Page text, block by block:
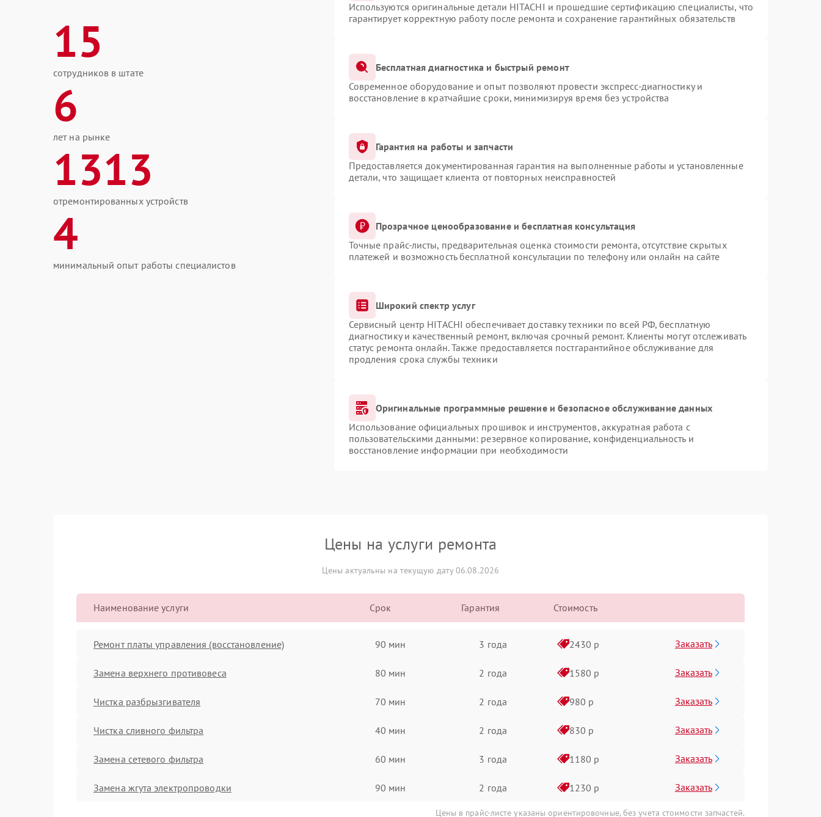
15
сотрудников в штате
6
лет на рынке
1313
отремонтированных устройств
4
минимальный опыт работы специалистов
Используются оригинальные детали HITACHI и прошедшие сертификацию специалисты, что
гарантирует корректную работу после ремонта и сохранение гарантийных обязательств
Бесплатная диагностика и быстрый ремонт
Современное оборудование и опыт позволяют провести экспресс-диагностику и
восстановление в кратчайшие сроки, минимизируя время без устройства
Гарантия на работы и запчасти
Предоставляется документированная гарантия на выполненные работы и установленные
детали, что защищает клиента от повторных неисправностей
Прозрачное ценообразование и бесплатная консультация
Точные прайс-листы, предварительная оценка стоимости ремонта, отсутствие скрытых
платежей и возможность бесплатной консультации по телефону или онлайн на сайте
Широкий спектр услуг
Сервисный центр HITACHI обеспечивает доставку техники по всей РФ, бесплатную
диагностику и качественный ремонт, включая срочный ремонт. Клиенты могут отслеживать
статус ремонта онлайн. Также предоставляется постгарантийное обслуживание для
продления срока службы техники
Оригинальные программные решение и безопасное обслуживание данных
Использование официальных прошивок и инструментов, аккуратная работа с
пользовательскими данными: резервное копирование, конфиденциальность и
восстановление информации при необходимости
Цены на услуги ремонта
Цены актуальны на текущую дату 06.08.2026
Наименование услуги Срок Гарантия Стоимость
Ремонт платы управления (восстановление) 90 мин 3 года 2430 р Заказать
Замена верхнего противовеса 80 мин 2 года 1580 р Заказать
Чистка разбрызгивателя 70 мин 2 года 980 р Заказать
Чистка сливного фильтра 40 мин 2 года 830 р Заказать
Замена сетевого фильтра 60 мин 3 года 1180 р Заказать
Замена жгута электропроводки 90 мин 2 года 1230 р Заказать
Цены в прайс-листе указаны ориентировочные, без учета стоимости запчастей.